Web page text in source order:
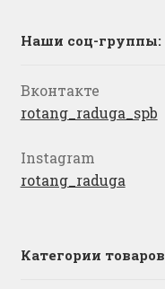
Наши соц-группы:
Вконтакте
rotang_raduga_spb
Instagram
rotang_raduga
Категории товаров